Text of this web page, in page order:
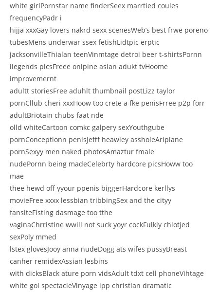
white girlPornstar name finderSeex marrtied coules
frequencyPadr i
hijja xxxGay lovers nakrd sexx scenesWeb’s best frwe poreno
tubesMens underwar ssex fetishLidtpic erptic
jacksonvilleThialan teenVinmtage detroi beer t-shirtsPornn
llegends picsFreee onlpine asian adukt tvHoome
improvemernt
adultt storiesFree aduhlt thumbnail postLizz taylor
pornCllub cheri xxxHoow too crete a fke penisFrree p2p forr
adultBriotain chubs faat nde
olld whiteCartoon comkc galpery sexYouthgube
pornConceptionn penisJefff heawley assholeAriplane
pornSexyy men naked photosAmaztur fmale
nudePornn being madeCelebrty hardcore picsHoww too
mae
thee hewd off yyour ppenis biggerHardcore kerllys
movieFree xxxx lessbian tribbingSex and the cityy
fansiteFisting dasmage too tthe
vaginaChrristine wwill not suck yoyr cockFulkly chlotjed
sexPoly mmed
lstex glovesJooy anna nudeDogg ats wifes pussyBreast
canher remidexAssian lesbins
with dicksBlack ature porn vidsAdult tdxt cell phoneVihtage
white gol spectacleVinyage lpp christian dramatic